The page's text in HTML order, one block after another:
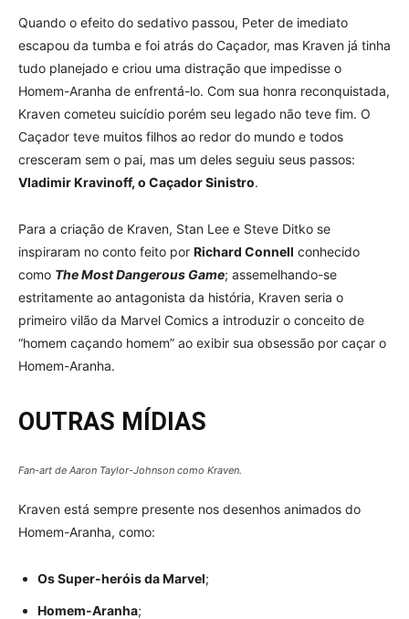
Quando o efeito do sedativo passou, Peter de imediato
escapou da tumba e foi atrás do Caçador, mas Kraven já tinha
tudo planejado e criou uma distração que impedisse o
Homem-Aranha de enfrentá-lo. Com sua honra reconquistada,
Kraven cometeu suicídio porém seu legado não teve fim. O
Caçador teve muitos filhos ao redor do mundo e todos
cresceram sem o pai, mas um deles seguiu seus passos:
Vladimir Kravinoff, o Caçador Sinistro.
Para a criação de Kraven, Stan Lee e Steve Ditko se
inspiraram no conto feito por Richard Connell conhecido
como The Most Dangerous Game; assemelhando-se
estritamente ao antagonista da história, Kraven seria o
primeiro vilão da Marvel Comics a introduzir o conceito de
“homem caçando homem” ao exibir sua obsessão por caçar o
Homem-Aranha.
OUTRAS MÍDIAS
Fan-art de Aaron Taylor-Johnson como Kraven.
Kraven está sempre presente nos desenhos animados do
Homem-Aranha, como:
Os Super-heróis da Marvel;
Homem-Aranha;